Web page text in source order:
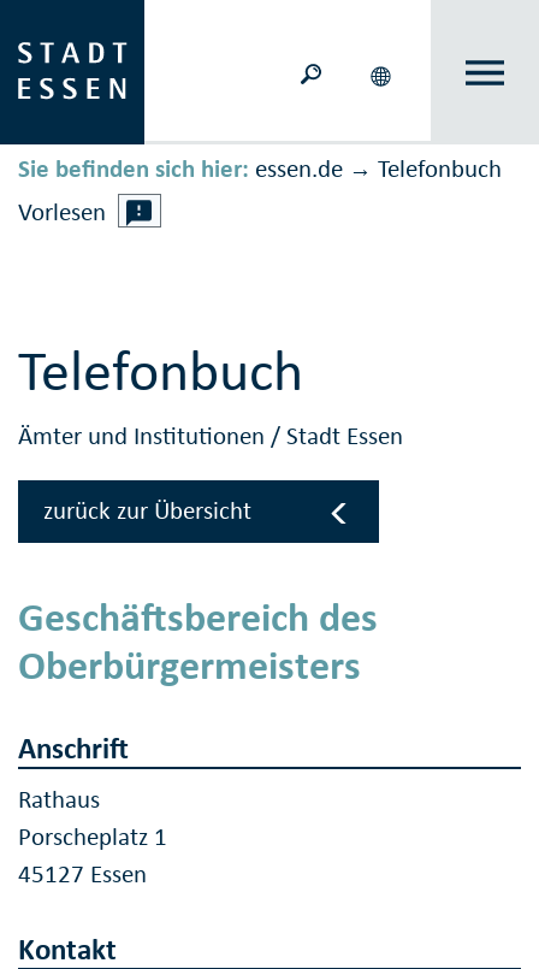
Sie befinden sich hier: essen.de → Telefonbuch
Vorlesen
Telefonbuch
Ämter und Institutionen /Stadt Essen
zurück zur Übersicht
Geschäftsbereich des
Oberbürgermeisters
Anschrift
Rathaus
Porscheplatz 1
45127 Essen
Kontakt